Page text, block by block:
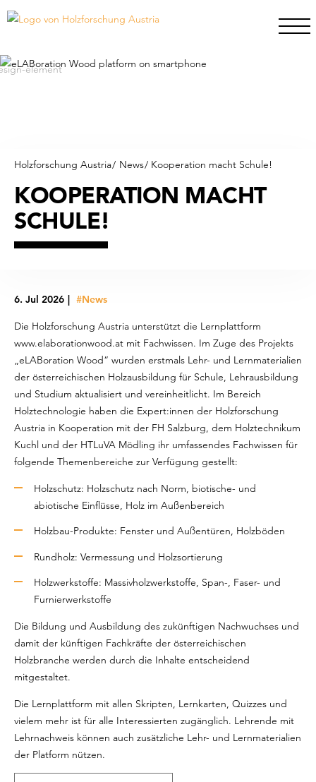
Holzforschung Austria/ News/ Kooperation macht Schule!
KOOPERATION MACHT
SCHULE!
6. Jul 2026 | #News
Die Holzforschung Austria unterstützt die Lernplattform
www.elaborationwood.at mit Fachwissen. Im Zuge des Projekts
„eLABoration Wood“ wurden erstmals Lehr- und Lernmaterialien
der österreichischen Holzausbildung für Schule, Lehrausbildung
und Studium aktualisiert und vereinheitlicht. Im Bereich
Holztechnologie haben die Expert:innen der Holzforschung
Austria in Kooperation mit der FH Salzburg, dem Holztechnikum
Kuchl und der HTLuVA Mödling ihr umfassendes Fachwissen für
folgende Themenbereiche zur Verfügung gestellt:
Holzschutz: Holzschutz nach Norm, biotische- und
abiotische Einflüsse, Holz im Außenbereich
Holzbau-Produkte: Fenster und Außentüren, Holzböden
Rundholz: Vermessung und Holzsortierung
Holzwerkstoffe: Massivholzwerkstoffe, Span-, Faser- und
Furnierwerkstoffe
Die Bildung und Ausbildung des zukünftigen Nachwuchses und
damit der künftigen Fachkräfte der österreichischen
Holzbranche werden durch die Inhalte entscheidend
mitgestaltet.
Die Lernplattform mit allen Skripten, Lernkarten, Quizzes und
vielem mehr ist für alle Interessierten zugänglich. Lehrende mit
Lehrnachweis können auch zusätzliche Lehr- und Lernmaterialien
der Platform nützen.